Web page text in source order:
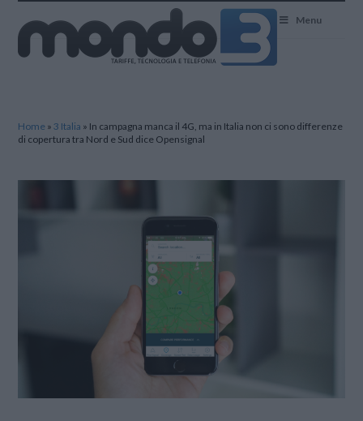
Menu
Home »3 Italia » In campagna manca il 4G, ma in Italia non ci sono differenze
di copertura tra Nord e Sud dice Opensignal